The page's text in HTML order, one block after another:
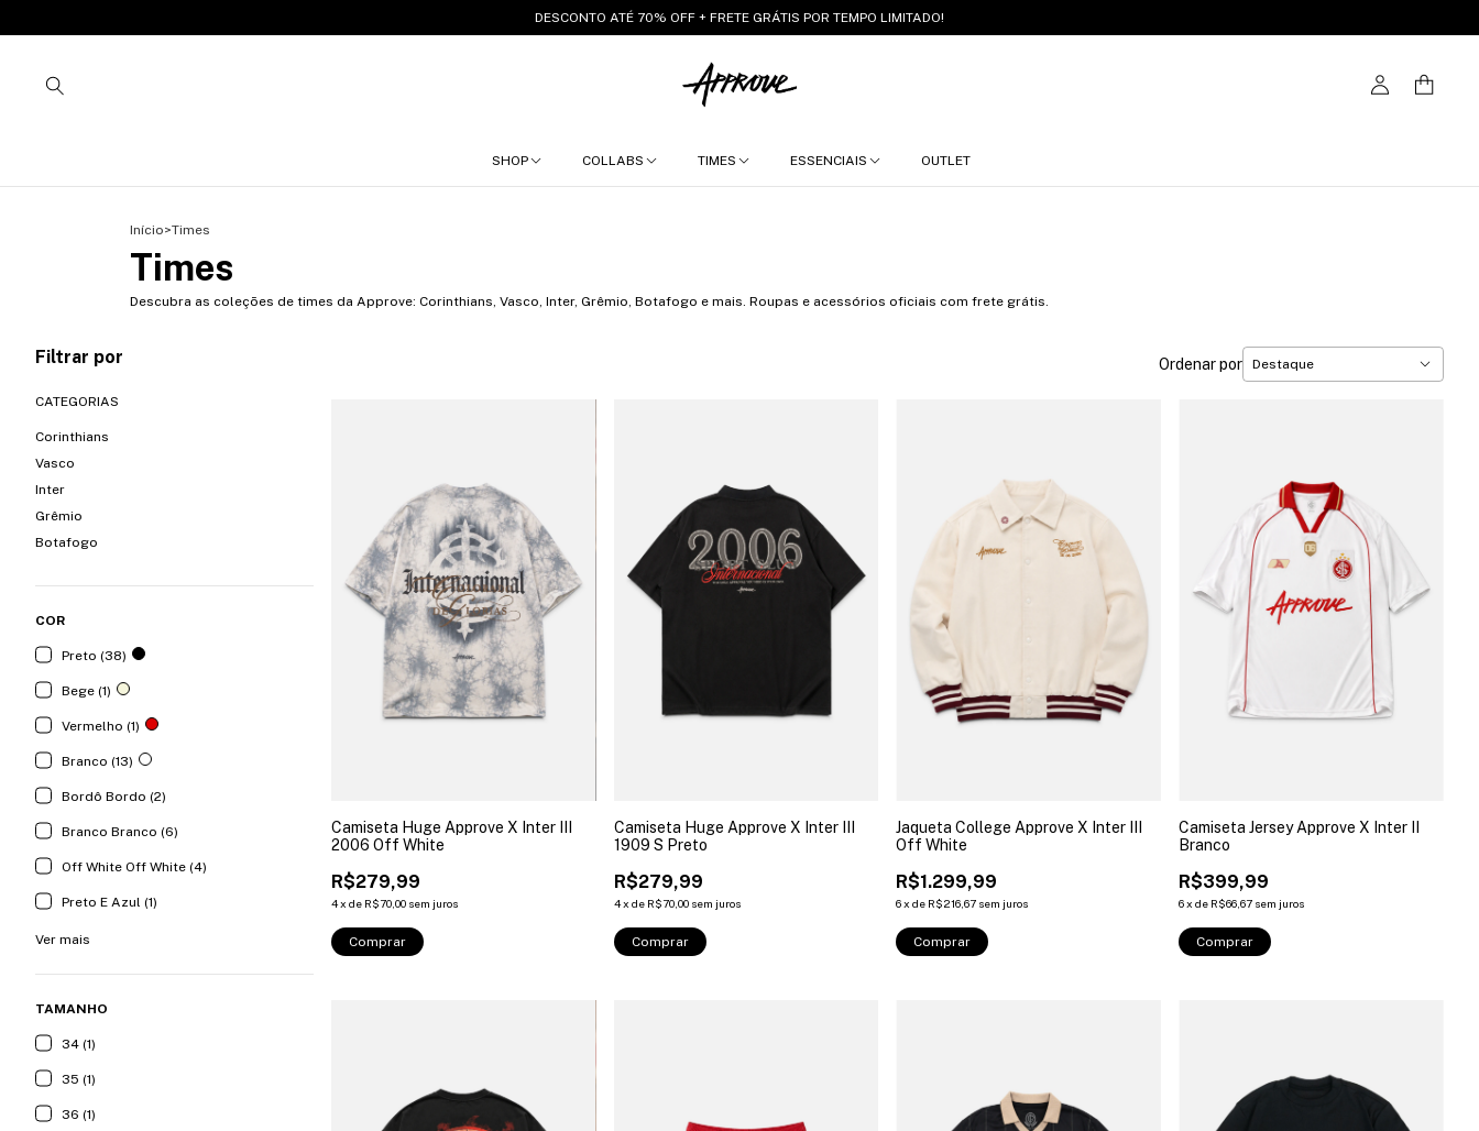
DESCONTO ATÉ 70% OFF + FRETE GRÁTIS POR TEMPO LIMITADO!
SHOP COLLABS TIMES ESSENCIAIS OUTLET
Início>Times
Times
Descubra as coleções de times da Approve: Corinthians, Vasco, Inter, Grêmio, Botafogo e mais. Roupas e acessórios oficiais com frete grátis.
Filtrar por
CATEGORIAS
Corinthians
Vasco
Inter
Grêmio
Botafogo
COR
Preto (38)
Bege (1)
Vermelho (1)
Branco (13)
Bordô Bordo (2)
Branco Branco (6)
Off White Off White (4)
Preto E Azul (1)
Ver mais
TAMANHO
34 (1)
35 (1)
36 (1)
Ordenar por
Camiseta Huge Approve X Inter III
2006 Off White
R$279,99
4x de R$70,00 sem juros
Comprar
Camiseta Huge Approve X Inter III
1909 S Preto
R$279,99
4 x de R$70,00 sem juros
Comprar
Jaqueta College Approve X Inter III
Off White
R$1.299,99
6xde R$216,67 sem juros
Comprar
Camiseta Jersey Approve X Inter II
Branco
R$399,99
6xde R$66,67 sem juros
Comprar